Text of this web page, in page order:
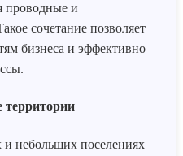
проводные и
сочетание позволяет
бизнеса и эффективно
территории
и небольших поселениях